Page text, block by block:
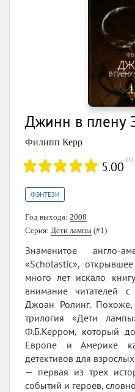
Джинн в плену
Филипп Керр
5.00 (1)
ФЭНТЕЗИ
Год выхода: 2008
Серия: Дети лампы (#1)
Знаменитое англо-
«Scholastic»,
много лет искало
внимание читателей
Джоан Ролинг. Похоже,
трилогия «Дети
Ф.Б.Керром, который
Европе и Америке
детективов для
— первая из трех
событий и героев,